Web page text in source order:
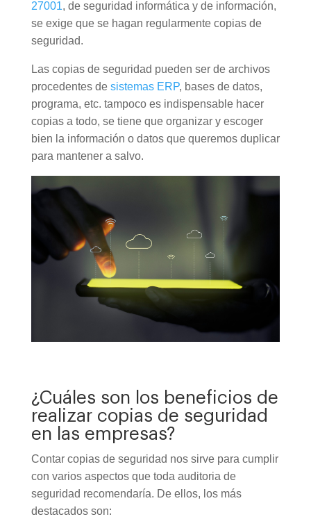
27001, de seguridad informática y de información,
se exige que se hagan regularmente copias de
seguridad.
Las copias de seguridad pueden ser de archivos
procedentes desistemas ERP, bases de datos,
programa, etc. tampoco es indispensable hacer
copias a todo, se tiene que organizar y escoger
bien la información o datos que queremos duplicar
para mantener a salvo.
¿Cuáles son los beneficios de
realizar copias de seguridad
en las empresas?
Contar copias de seguridad nos sirve para cumplir
con varios aspectos que toda auditoria de
seguridad recomendaría. De ellos, los más
destacados son: